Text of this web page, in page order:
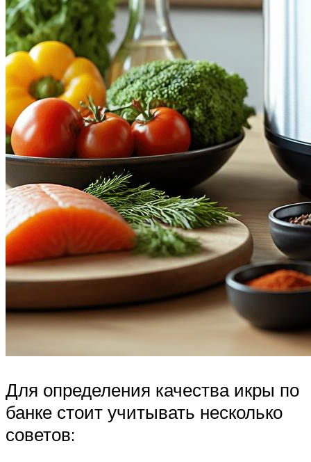
Для определения качества икры по
банке стоит учитывать несколько
советов: